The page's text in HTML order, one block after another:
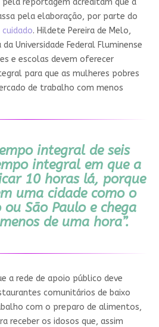
pela reportagem acreditam que a
pela elaboração, por parte do
. Hildete Pereira de Melo,
Universidade Federal Fluminense
e escolas devem oferecer
para que as mulheres pobres
de trabalho com menos
integral de seis
integral em que a
10 horas lá, porque
uma cidade como o
ou São Paulo e chega
de uma hora”.
a rede de apoio público deve
comunitários de baixo
com o preparo de alimentos,
receber os idosos que, assim